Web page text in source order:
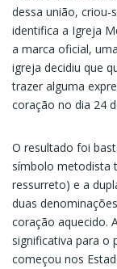
dessa união, criou-
identifica a Igreja
a marca oficial,
igreja decidiu que
trazer alguma
coração no dia 24
O resultado foi
símbolo metodista
ressurreto) e a
duas
coração aquecido.
significativa para o
começou nos